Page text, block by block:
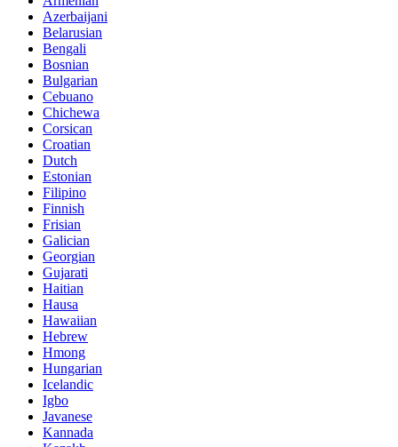
Azerbaijani
Belarusian
Bengali
Bosnian
Bulgarian
Cebuano
Chichewa
Corsican
Croatian
Dutch
Estonian
Filipino
Finnish
Frisian
Galician
Georgian
Gujarati
Haitian
Hausa
Hawaiian
Hebrew
Hmong
Hungarian
Icelandic
Igbo
Javanese
Kannada